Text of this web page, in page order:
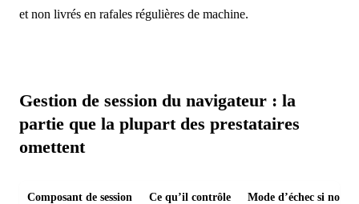
et non livrés en rafales régulières de machine.
Gestion de session du navigateur : la
partie que la plupart des prestataires
omettent
Composant de session Ce qu’il contrôle Mode d’échec si non